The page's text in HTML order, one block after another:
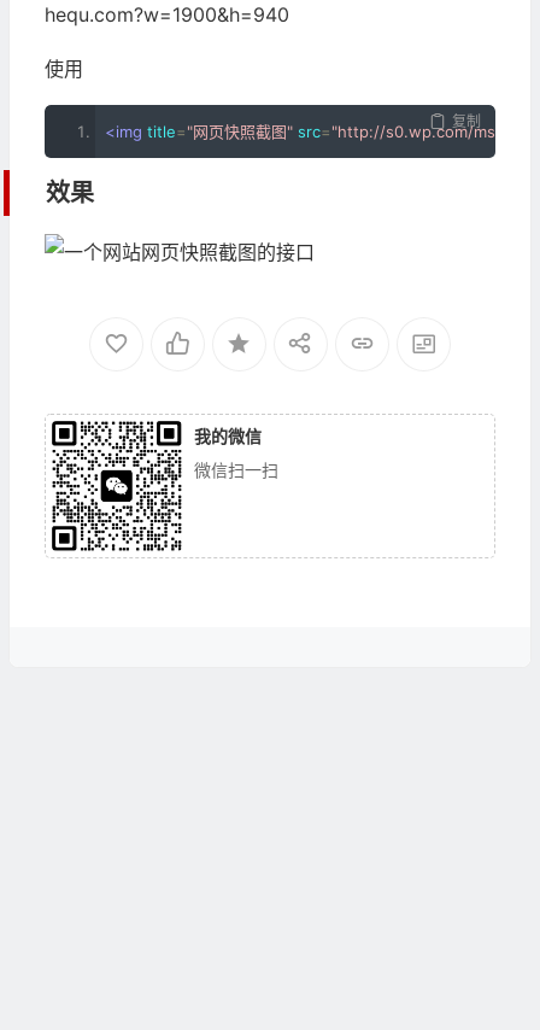
hequ.com?w=1900&h=940
使用
复制
<img title="网页快照截图" src="http://s0.wp.com/mshots/
效果
我的微信
微信扫一扫